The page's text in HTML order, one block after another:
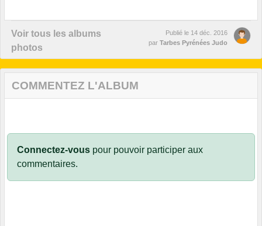
Voir tous les albums
photos
Publié le 14 déc. 2016
par Tarbes Pyrénées Judo
COMMENTEZ L'ALBUM
Connectez-vous pour pouvoir participer aux
commentaires.